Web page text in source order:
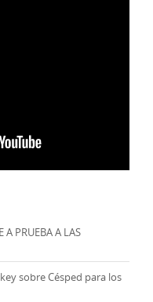
PRUEBA A LAS
sobre Césped para los